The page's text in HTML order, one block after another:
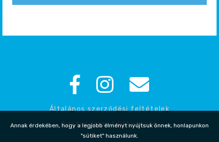
Annak érdekében, hogy a legjobb élményt nyújtsuk önnek, honlapunkon
"sütiket" használunk.
Általános szerződési feltételek
Adatvédelmi tájékoztató